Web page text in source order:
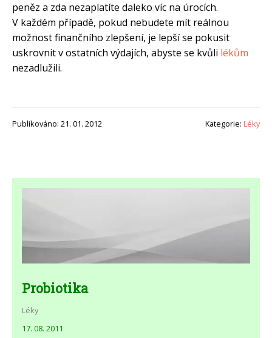
peněz a zda nezaplatíte daleko víc na úrocích.
V každém případě, pokud nebudete mít reálnou
možnost finančního zlepšení, je lepší se pokusit
uskrovnit v ostatních výdajích, abyste se kvůli lékům
nezadlužili.
Publikováno: 21. 01. 2012 Kategorie: Léky
Probiotika
Léky
17. 08. 2011